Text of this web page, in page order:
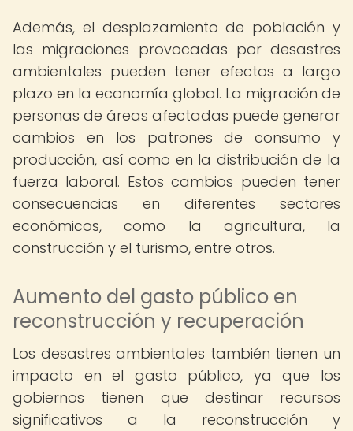
Además, el desplazamiento de población y
las migraciones provocadas por desastres
ambientales pueden tener efectos a largo
plazo en la economía global. La migración de
personas de áreas afectadas puede generar
cambios en los patrones de consumo y
producción, así como en la distribución de la
fuerza laboral. Estos cambios pueden tener
consecuencias en diferentes sectores
económicos, como la agricultura, la
construcción y el turismo, entre otros.
Aumento del gasto público en
reconstrucción y recuperación
Los desastres ambientales también tienen un
impacto en el gasto público, ya que los
gobiernos tienen que destinar recursos
significativos a la reconstrucción y